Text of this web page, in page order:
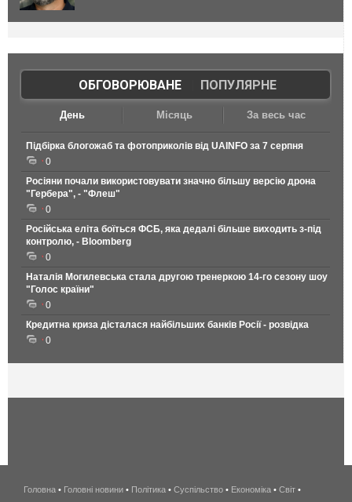
ОБГОВОРЮВАНЕ| ПОПУЛЯРНЕ
День Місяць За весь час
Підбірка блогожаб та фотоприколів від UAINFO за 7 серпня
0
Росіяни почали використовувати значно більшу версію дрона
"Гербера", - "Флеш"
0
Російська еліта боїться ФСБ, яка дедалі більше виходить з-під
контролю, - Bloomberg
0
Наталія Могилевська стала другою тренеркою 14-го сезону шоу
"Голос країни"
0
Кредитна криза дісталася найбільших банків Росії - розвідка
0
беспроводной
Головна • Головні новини • Політика • Суспільство • Економіка • Світ •